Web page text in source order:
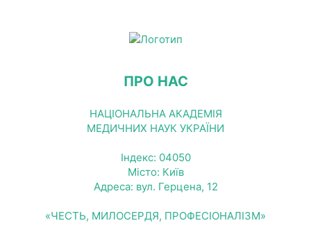
ПРО НАС
НАЦІОНАЛЬНА АКАДЕМІЯ
МЕДИЧНИХ НАУК УКРАЇНИ
Індекс: 04050
Місто: Київ
Адреса: вул. Герцена, 12
«ЧЕСТЬ, МИЛОСЕРДЯ, ПРОФЕСІОНАЛІЗМ»